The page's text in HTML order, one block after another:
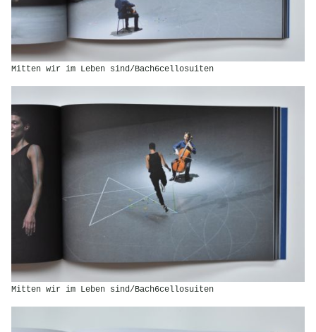
Mitten wir im Leben sind/Bach6cellosuiten
Mitten wir im Leben sind/Bach6cellosuiten